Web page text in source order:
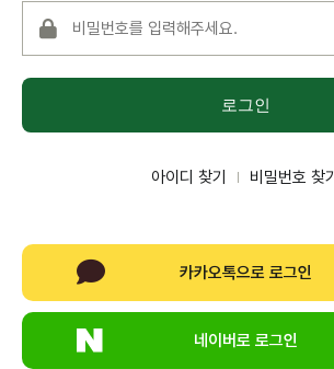
로그인
아이디 찾기 비밀번호 찾기
카카오톡으로 로그인
네이버로 로그인